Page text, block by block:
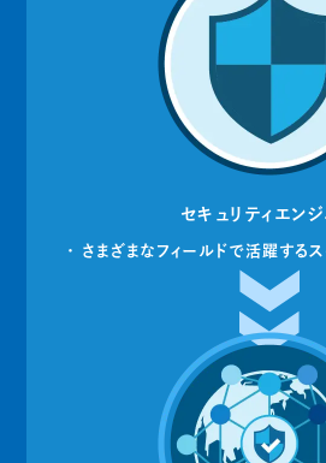
セキュリティエン
・ さまざまなフィールドで活躍する